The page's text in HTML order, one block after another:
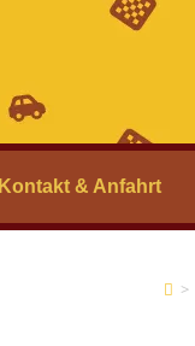
Kontakt & Anfahrt
>